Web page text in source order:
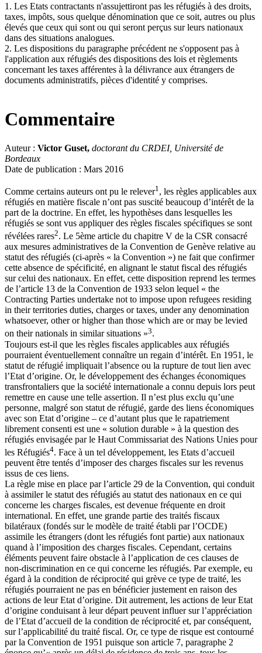
1. Les Etats contractants n'assujettiront pas les réfugiés à des droits,
taxes, impôts, sous quelque dénomination que ce soit, autres ou plus
élevés que ceux qui sont ou qui seront perçus sur leurs nationaux
dans des situations analogues.
2. Les dispositions du paragraphe précédent ne s'opposent pas à
l'application aux réfugiés des dispositions des lois et règlements
concernant les taxes afférentes à la délivrance aux étrangers de
documents administratifs, pièces d'identité y comprises.
Commentaire
Auteur : Victor Guset, doctorant du CRDEI, Université de
Bordeaux
Date de publication : Mars 2016
Comme certains auteurs ont pu le relever1 , les règles applicables aux
réfugiés en matière fiscale n’ont pas suscité beaucoup d’intérêt de la
part de la doctrine. En effet, les hypothèses dans lesquelles les
réfugiés se sont vus appliquer des règles fiscales spécifiques se sont
révélées rares2. Le 5ème article du chapitre V de la CSR consacré
aux mesures administratives de la Convention de Genève relative au
statut des réfugiés (ci-après « la Convention ») ne fait que confirmer
cette absence de spécificité, en alignant le statut fiscal des réfugiés
sur celui des nationaux. En effet, cette disposition reprend les termes
de l’article 13 de la Convention de 1933 selon lequel « the
Contracting Parties undertake not to impose upon refugees residing
in their territories duties, charges or taxes, under any denomination
whatsoever, other or higher than those which are or may be levied
on their nationals in similar situations »3.
Toujours est-il que les règles fiscales applicables aux réfugiés
pourraient éventuellement connaître un regain d’intérêt. En 1951, le
statut de réfugié impliquait l’absence ou la rupture de tout lien avec
l’Etat d’origine. Or, le développement des échanges économiques
transfrontaliers que la société internationale a connu depuis lors peut
remettre en cause une telle assertion. Il n’est plus exclu qu’une
personne, malgré son statut de réfugié, garde des liens économiques
avec son Etat d’origine – ce d’autant plus que le rapatriement
librement consenti est une « solution durable » à la question des
réfugiés envisagée par le Haut Commissariat des Nations Unies pour
les Réfugiés4. Face à un tel développement, les Etats d’accueil
peuvent être tentés d’imposer des charges fiscales sur les revenus
issus de ces liens.
La règle mise en place par l’article 29 de la Convention, qui conduit
à assimiler le statut des réfugiés au statut des nationaux en ce qui
concerne les charges fiscales, est devenue fréquente en droit
international. En effet, une grande partie des traités fiscaux
bilatéraux (fondés sur le modèle de traité établi par l’OCDE)
assimile les étrangers (dont les réfugiés font partie) aux nationaux
quand à l’imposition des charges fiscales. Cependant, certains
éléments peuvent faire obstacle à l’application de ces clauses de
non-discrimination en ce qui concerne les réfugiés. Par exemple, eu
égard à la condition de réciprocité qui grève ce type de traité, les
réfugiés pourraient ne pas en bénéficier justement en raison des
actions de leur Etat d’origine. Dit autrement, les actions de leur Etat
d’origine conduisant à leur départ peuvent influer sur l’appréciation
de l’Etat d’accueil de la condition de réciprocité et, par conséquent,
sur l’applicabilité du traité fiscal. Or, ce type de risque est contourné
par la Convention de 1951 puisque son article 7, paragraphe 2